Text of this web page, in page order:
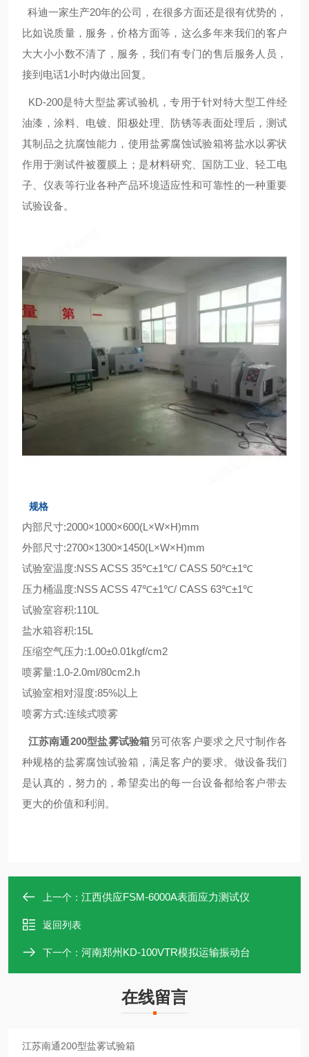
科迪一家生产20年的公司，在很多方面还是很有优势的，
比如说质量，服务，价格方面等，这么多年来我们的客户
大大小小数不清了，服务，我们有专门的售后服务人员，
接到电话1小时内做出回复。
KD-200是特大型盐雾试验机，专用于针对特大型工件经
油漆，涂料、电镀、阳极处理、防锈等表面处理后，测试
其制品之抗腐蚀能力，使用盐雾腐蚀试验箱将盐水以雾状
作用于测试件被覆膜上；是材料研究、国防工业、轻工电
子、仪表等行业各种产品环境适应性和可靠性的一种重要
试验设备。
规格
内部尺寸:2000×1000×600(L×W×H)mm
外部尺寸:2700×1300×1450(L×W×H)mm
试验室温度:NSS ACSS 35℃±1℃/ CASS 50℃±1℃
压力桶温度:NSS ACSS 47℃±1℃/ CASS 63℃±1℃
试验室容积:110L
盐水箱容积:15L
压缩空气压力:1.00±0.01kgf/cm2
喷雾量:1.0-2.0ml/80cm2.h
试验室相对湿度:85%以上
喷雾方式:连续式喷雾
江苏南通200型盐雾试验箱另可依客户要求之尺寸制作各
种规格的盐雾腐蚀试验箱，满足客户的要求。做设备我们
是认真的，努力的，希望卖出的每一台设备都给客户带去
更大的价值和利润。
上一个： 江西供应FSM-6000A表面应力测试仪
返回列表
下一个： 河南郑州KD-100VTR模拟运输振动台
在线留言